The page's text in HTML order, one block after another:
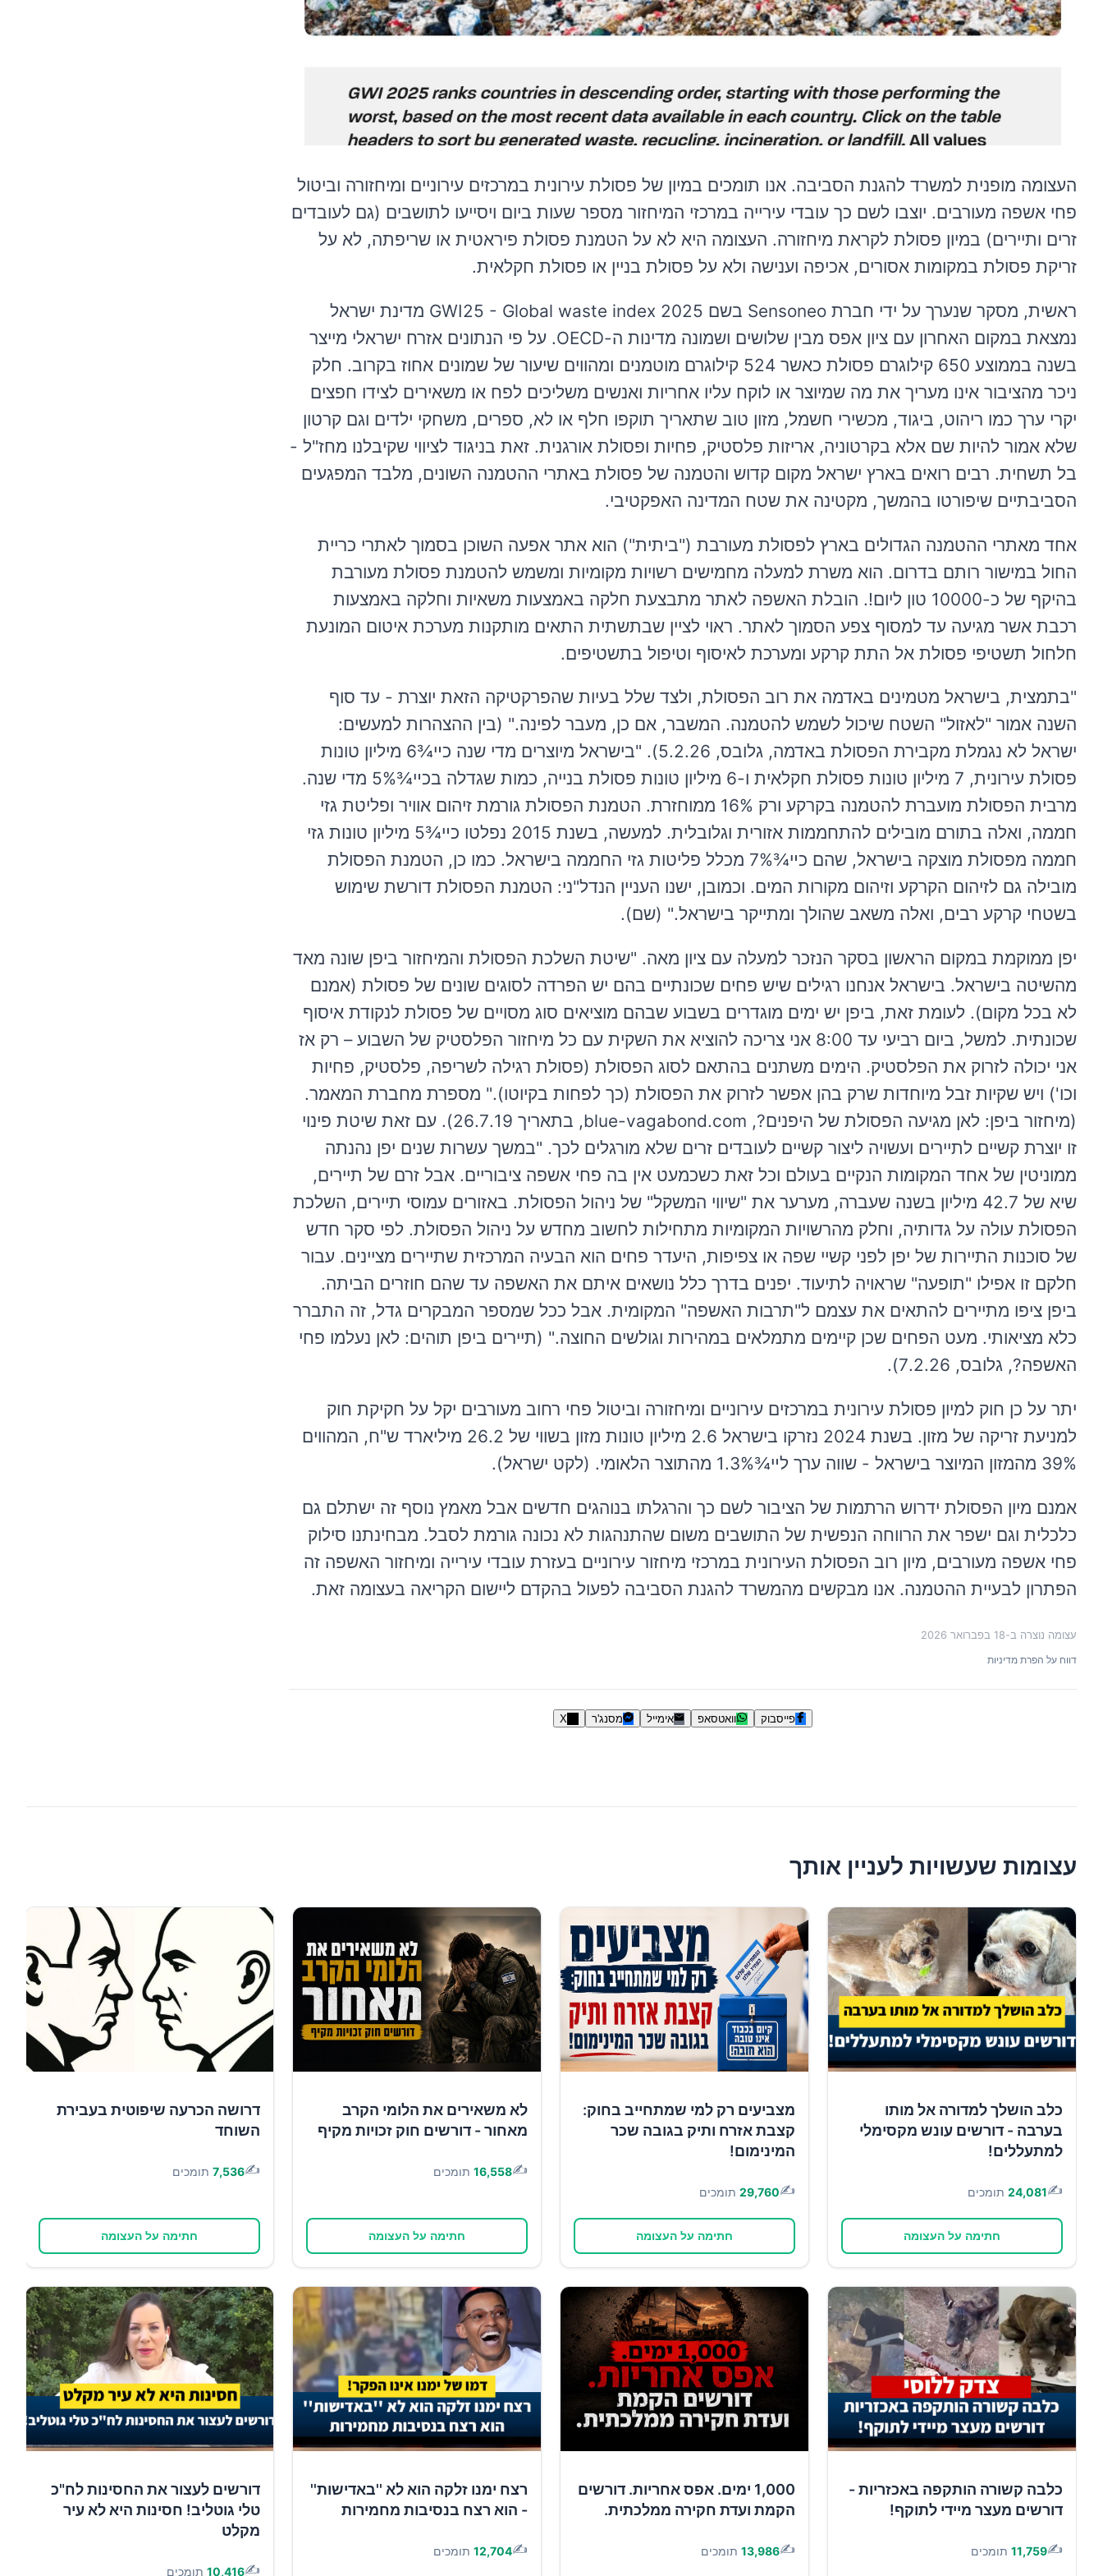
העצומה מופנית למשרד להגנת הסביבה. אנו תומכים במיון של פסולת עירונית במרכזים עירוניים ומיחזורה וביטול
פחי אשפה מעורבים. יוצבו לשם כך עובדי עירייה במרכזי המיחזור מספר שעות ביום ויסייעו לתושבים (גם לעובדים
זרים ותיירים) במיון פסולת לקראת מיחזורה. העצומה היא לא על הטמנת פסולת פיראטית או שריפתה, לא על
זריקת פסולת במקומות אסורים, אכיפה וענישה ולא על פסולת בניין או פסולת חקלאית.
ראשית, מסקר שנערך על ידי חברת Sensoneo בשם GWI25 - Global waste index 2025 מדינת ישראל
נמצאת במקום האחרון עם ציון אפס מבין שלושים ושמונה מדינות ה-OECD. על פי הנתונים אזרח ישראלי מייצר
בשנה בממוצע 650 קילוגרם פסולת כאשר 524 קילוגרם מוטמנים ומהווים שיעור של שמונים אחוז בקרוב. חלק
ניכר מהציבור אינו מעריך את מה שמיוצר או לוקח עליו אחריות ואנשים משליכים לפח או משאירים לצידו חפצים
יקרי ערך כמו ריהוט, ביגוד, מכשירי חשמל, מזון טוב שתאריך תוקפו חלף או לא, ספרים, משחקי ילדים וגם קרטון
שלא אמור להיות שם אלא בקרטוניה, אריזות פלסטיק, פחיות ופסולת אורגנית. זאת בניגוד לציווי שקיבלנו מחז"ל -
בל תשחית. רבים רואים בארץ ישראל מקום קדוש והטמנה של פסולת באתרי ההטמנה השונים, מלבד המפגעים
הסביבתיים שיפורטו בהמשך, מקטינה את שטח המדינה האפקטיבי.
אחד מאתרי ההטמנה הגדולים בארץ לפסולת מעורבת ("ביתית") הוא אתר אפעה השוכן בסמוך לאתרי כריית
החול במישור רותם בדרום. הוא משרת למעלה מחמישים רשויות מקומיות ומשמש להטמנת פסולת מעורבת
בהיקף של כ-10000 טון ליום!. הובלת האשפה לאתר מתבצעת חלקה באמצעות משאיות וחלקה באמצעות
רכבת אשר מגיעה עד למסוף צפע הסמוך לאתר. ראוי לציין שבתשתית התאים מותקנות מערכת איטום המונעת
חלחול תשטיפי פסולת אל התת קרקע ומערכת לאיסוף וטיפול בתשטיפים.
"בתמצית, בישראל מטמינים באדמה את רוב הפסולת, ולצד שלל בעיות שהפרקטיקה הזאת יוצרת - עד סוף
השנה אמור "לאזול" השטח שיכול לשמש להטמנה. המשבר, אם כן, מעבר לפינה." (בין ההצהרות למעשים:
ישראל לא נגמלת מקבירת הפסולת באדמה, גלובס, 5.2.26). "בישראל מיוצרים מדי שנה כײ¾6 מיליון טונות
פסולת עירונית, 7 מיליון טונות פסולת חקלאית ו-6 מיליון טונות פסולת בנייה, כמות שגדלה בכײ¾5% מדי שנה.
מרבית הפסולת מועברת להטמנה בקרקע ורק 16% ממוחזרת. הטמנת הפסולת גורמת זיהום אוויר ופליטת גזי
חממה, ואלה בתורם מובילים להתחממות אזורית וגלובלית. למעשה, בשנת 2015 נפלטו כײ¾5 מיליון טונות גזי
חממה מפסולת מוצקה בישראל, שהם כײ¾7% מכלל פליטות גזי החממה בישראל. כמו כן, הטמנת הפסולת
מובילה גם לזיהום הקרקע וזיהום מקורות המים. וכמובן, ישנו העניין הנדל"ני: הטמנת הפסולת דורשת שימוש
בשטחי קרקע רבים, ואלה משאב שהולך ומתייקר בישראל." (שם).
יפן ממוקמת במקום הראשון בסקר הנזכר למעלה עם ציון מאה. "שיטת השלכת הפסולת והמיחזור ביפן שונה מאד
מהשיטה בישראל. בישראל אנחנו רגילים שיש פחים שכונתיים בהם יש הפרדה לסוגים שונים של פסולת (אמנם
לא בכל מקום). לעומת זאת, ביפן יש ימים מוגדרים בשבוע שבהם מוציאים סוג מסויים של פסולת לנקודת איסוף
שכונתית. למשל, ביום רביעי עד 8:00 אני צריכה להוציא את השקית עם כל מיחזור הפלסטיק של השבוע – רק אז
אני יכולה לזרוק את הפלסטיק. הימים משתנים בהתאם לסוג הפסולת (פסולת רגילה לשריפה, פלסטיק, פחיות
וכו') ויש שקיות זבל מיוחדות שרק בהן אפשר לזרוק את הפסולת (כך לפחות בקיוטו)." מספרת מחברת המאמר.
(מיחזור ביפן: לאן מגיעה הפסולת של היפנים?, blue-vagabond.com, בתאריך 26.7.19). עם זאת שיטת פינוי
זו יוצרת קשיים לתיירים ועשויה ליצור קשיים לעובדים זרים שלא מורגלים לכך. "במשך עשרות שנים יפן נהנתה
ממוניטין של אחד המקומות הנקיים בעולם וכל זאת כשכמעט אין בה פחי אשפה ציבוריים. אבל זרם של תיירים,
שיא של 42.7 מיליון בשנה שעברה, מערער את "שיווי המשקל" של ניהול הפסולת. באזורים עמוסי תיירים, השלכת
הפסולת עולה על גדותיה, וחלק מהרשויות המקומיות מתחילות לחשוב מחדש על ניהול הפסולת. לפי סקר חדש
של סוכנות התיירות של יפן לפני קשיי שפה או צפיפות, היעדר פחים הוא הבעיה המרכזית שתיירים מציינים. עבור
חלקם זו אפילו "תופעה" שראויה לתיעוד. יפנים בדרך כלל נושאים איתם את האשפה עד שהם חוזרים הביתה.
ביפן ציפו מתיירים להתאים את עצמם ל"תרבות האשפה" המקומית. אבל ככל שמספר המבקרים גדל, זה התברר
כלא מציאותי. מעט הפחים שכן קיימים מתמלאים במהירות וגולשים החוצה." (תיירים ביפן תוהים: לאן נעלמו פחי
האשפה?, גלובס, 7.2.26).
יתר על כן חוק למיון פסולת עירונית במרכזים עירוניים ומיחזורה וביטול פחי רחוב מעורבים יקל על חקיקת חוק
למניעת זריקה של מזון. בשנת 2024 נזרקו בישראל 2.6 מיליון טונות מזון בשווי של 26.2 מיליארד ש"ח, המהווים
39% מהמזון המיוצר בישראל - שווה ערך לײ¾1.3% מהתוצר הלאומי. (לקט ישראל).
אמנם מיון הפסולת ידרוש הרתמות של הציבור לשם כך והרגלתו בנוהגים חדשים אבל מאמץ נוסף זה ישתלם גם
כלכלית וגם ישפר את הרווחה הנפשית של התושבים משום שהתנהגות לא נכונה גורמת לסבל. מבחינתנו סילוק
פחי אשפה מעורבים, מיון רוב הפסולת העירונית במרכזי מיחזור עירוניים בעזרת עובדי עירייה ומיחזור האשפה זה
הפתרון לבעיית ההטמנה. אנו מבקשים מהמשרד להגנת הסביבה לפעול בהקדם ליישום הקריאה בעצומה זאת.
עצומה נוצרה ב-18 בפברואר 2026
דווח על הפרת מדיניות
פייסבוק וואטסאפ אימייל מסנג'ר X
עצומות שעשויות לעניין אותך
כלב הושלך למדורה אל מותו
בערבה - דורשים עונש מקסימלי
למתעללים!
✍️
24,081 תומכים
חתימה על העצומה
מצביעים רק למי שמתחייב בחוק:
קצבת אזרח ותיק בגובה שכר
המינימום!
✍️
29,760 תומכים
חתימה על העצומה
לא משאירים את הלומי הקרב
מאחור - דורשים חוק זכויות מקיף
✍️
16,558 תומכים
חתימה על העצומה
דרושה הכרעה שיפוטית בעבירת
השוחד
✍️
7,536 תומכים
חתימה על העצומה
כלבה קשורה הותקפה באכזריות -
דורשים מעצר מיידי לתוקף!
✍️
11,759 תומכים
1,000 ימים. אפס אחריות. דורשים
הקמת ועדת חקירה ממלכתית.
✍️
13,986 תומכים
רצח ימנו זלקה הוא לא ''באדישות''
- הוא רצח בנסיבות מחמירות
✍️
12,704 תומכים
דורשים לעצור את החסינות לח"כ
טלי גוטליב! חסינות היא לא עיר
מקלט
✍️
10,416 תומכים